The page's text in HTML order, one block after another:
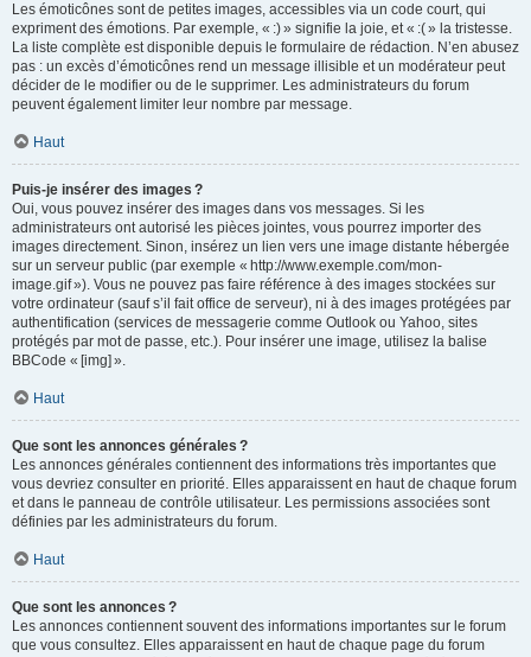
Les émoticônes sont de petites images, accessibles via un code court, qui
expriment des émotions. Par exemple, « :) » signifie la joie, et « :( » la tristesse.
La liste complète est disponible depuis le formulaire de rédaction. N’en abusez
pas : un excès d’émoticônes rend un message illisible et un modérateur peut
décider de le modifier ou de le supprimer. Les administrateurs du forum
peuvent également limiter leur nombre par message.
Haut
Puis-je insérer des images ?
Oui, vous pouvez insérer des images dans vos messages. Si les
administrateurs ont autorisé les pièces jointes, vous pourrez importer des
images directement. Sinon, insérez un lien vers une image distante hébergée
sur un serveur public (par exemple « http://www.exemple.com/mon-
image.gif »). Vous ne pouvez pas faire référence à des images stockées sur
votre ordinateur (sauf s’il fait office de serveur), ni à des images protégées par
authentification (services de messagerie comme Outlook ou Yahoo, sites
protégés par mot de passe, etc.). Pour insérer une image, utilisez la balise
BBCode « [img] ».
Haut
Que sont les annonces générales ?
Les annonces générales contiennent des informations très importantes que
vous devriez consulter en priorité. Elles apparaissent en haut de chaque forum
et dans le panneau de contrôle utilisateur. Les permissions associées sont
définies par les administrateurs du forum.
Haut
Que sont les annonces ?
Les annonces contiennent souvent des informations importantes sur le forum
que vous consultez. Elles apparaissent en haut de chaque page du forum